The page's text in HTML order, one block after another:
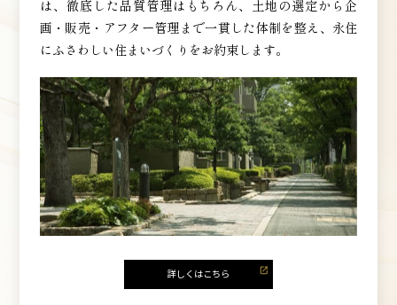
は、徹底した品質管理はもちろん、土地の選定から企
画・販売・アフター管理まで一貫した体制を整え、永住
にふさわしい住まいづくりをお約束します。